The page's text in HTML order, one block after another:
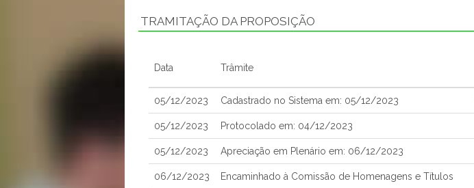
TRAMITAÇÃO DA PROPOSIÇÃO
Data Trâmite
05/12/2023 Cadastrado no Sistema em: 05/12/2023
05/12/2023 Protocolado em: 04/12/2023
05/12/2023 Apreciação em Plenário em: 06/12/2023
06/12/2023 Encaminhado à Comissão de Homenagens e Títulos